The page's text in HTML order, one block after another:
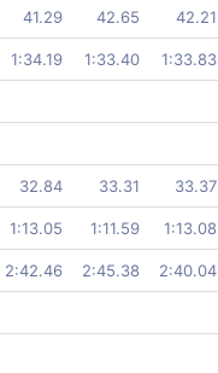
41.29 42.65 42.21
1:34.19 1:33.40 1:33.83
32.84 33.31 33.37
1:13.05 1:11.59 1:13.08
2:42.46 2:45.38 2:40.04